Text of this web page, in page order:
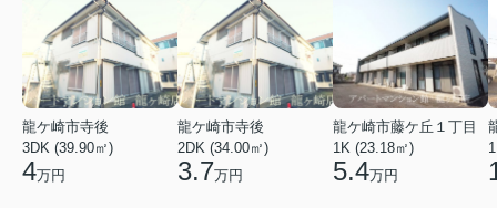
龍ケ崎市寺後
3DK (39.90㎡)
4万円
龍ケ崎市寺後
2DK (34.00㎡)
3.7万円
龍ケ崎市藤ケ丘１丁目
1K (23.18㎡)
5.4万円